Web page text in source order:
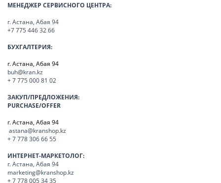
МЕНЕДЖЕР СЕРВИСНОГО ЦЕНТРА:
г. Астана, Абая 94
+7 775 446 32 66
БУХГАЛТЕРИЯ:
г. Астана, Абая 94
buh@kran.kz
+ 7 775 000 81 02
ЗАКУП/ПРЕДЛОЖЕНИЯ:
PURCHASE/OFFER
г. Астана, Абая 94
astana@kranshop.kz
+ 7 778 306 66 55
ИНТЕРНЕТ-МАРКЕТОЛОГ:
г. Астана, Абая 94
marketing@kranshop.kz
+ 7 778 005 34 35